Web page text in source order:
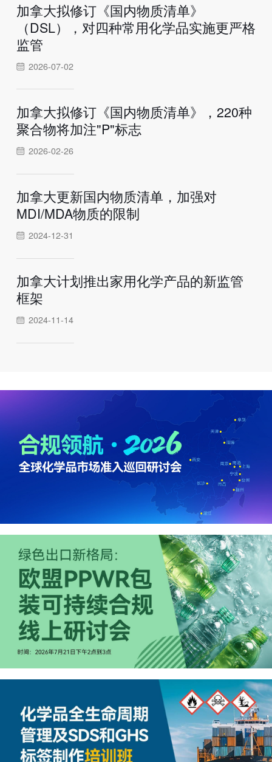
加拿大拟修订《国内物质清单》
（DSL），对四种常用化学品实施更严格
监管
2026-07-02
加拿大拟修订《国内物质清单》，220种
聚合物将加注"P"标志
2026-02-26
加拿大更新国内物质清单，加强对
MDI/MDA物质的限制
2024-12-31
加拿大计划推出家用化学产品的新监管
框架
2024-11-14